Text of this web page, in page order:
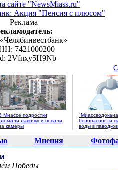
сайте "NewsMiass.ru"
Реклама
7421000200
2Vfnxy5H9Nb
Миассе подростки
лавочку и попали
камеры
безопасности
воды в
Мнения
Победы